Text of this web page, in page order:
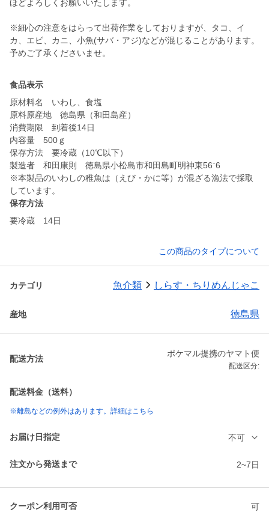
ほどよろしくお願いいたします。
※細心の注意をはらって出荷作業をしておりますが、タコ、イ
カ、エビ、カニ、小魚(サバ・アジ)などが混じることがあります。
予めご了承くださいませ。
食品表示
原材料名 いわし、食塩
原料原産地 徳島県（和田島産）
消費期限 到着後14日
内容量 500ｇ
保存方法 要冷蔵（10℃以下）
製造者 和田康則 徳島県小松島市和田島町明神東56⁻6
※本製品のいわしの稚魚は（えび・かに等）が混ざる漁法で採取
しています。
保存方法
要冷蔵 14日
この商品のタイプについて
カテゴリ 魚介類 しらす・ちりめんじゃこ
産地 徳島県
配送方法
ポケマル提携のヤマト便
配送区分:
配送料金（送料）
※離島などの例外はあります。詳細はこちら
お届け日指定 不可
注文から発送まで 2~7日
クーポン利用可否 可